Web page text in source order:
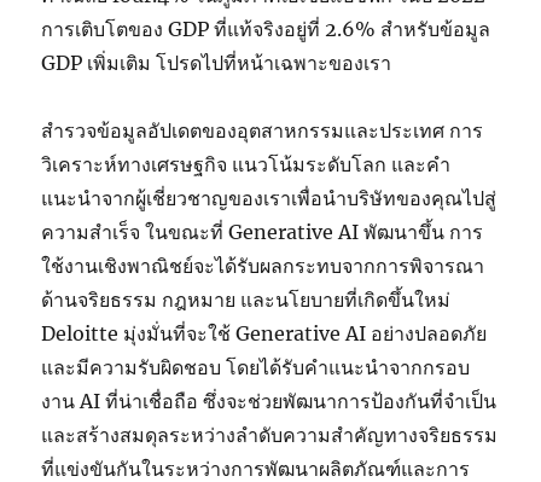
การเติบโตของ GDP ที่แท้จริงอยู่ที่ 2.6% สำหรับข้อมูล
GDP เพิ่มเติม โปรดไปที่หน้าเฉพาะของเรา
สำรวจข้อมูลอัปเดตของอุตสาหกรรมและประเทศ การ
วิเคราะห์ทางเศรษฐกิจ แนวโน้มระดับโลก และคำ
แนะนำจากผู้เชี่ยวชาญของเราเพื่อนำบริษัทของคุณไปสู่
ความสำเร็จ ในขณะที่ Generative AI พัฒนาขึ้น การ
ใช้งานเชิงพาณิชย์จะได้รับผลกระทบจากการพิจารณา
ด้านจริยธรรม กฎหมาย และนโยบายที่เกิดขึ้นใหม่
Deloitte มุ่งมั่นที่จะใช้ Generative AI อย่างปลอดภัย
และมีความรับผิดชอบ โดยได้รับคำแนะนำจากกรอบ
งาน AI ที่น่าเชื่อถือ ซึ่งจะช่วยพัฒนาการป้องกันที่จำเป็น
และสร้างสมดุลระหว่างลำดับความสำคัญทางจริยธรรม
ที่แข่งขันกันในระหว่างการพัฒนาผลิตภัณฑ์และการ